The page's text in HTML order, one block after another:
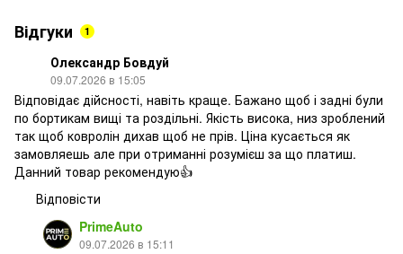
Відгуки 1
Олександр Бовдуй
09.07.2026 в 15:05
Відповідає дійсності, навіть краще. Бажано щоб і задні були
по бортикам вищі та роздільні. Якість висока, низ зроблений
так щоб ковролін дихав щоб не прів. Ціна кусається як
замовляешь але при отриманні розумієш за що платиш.
Данний товар рекомендую👍
Відповісти
PrimeAuto
09.07.2026 в 15:11